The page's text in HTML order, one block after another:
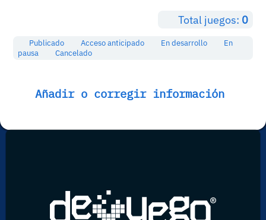
Total juegos: 0
Publicado Acceso anticipado En desarrollo
En
pausa
Cancelado
Añadir o corregir información